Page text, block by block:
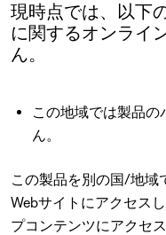
現時点では、以下
に関するオンライ
ん。
この地域では製品
ん。
この製品を別の国/地域
Webサイトにアクセス
プコンテンツにアクセ